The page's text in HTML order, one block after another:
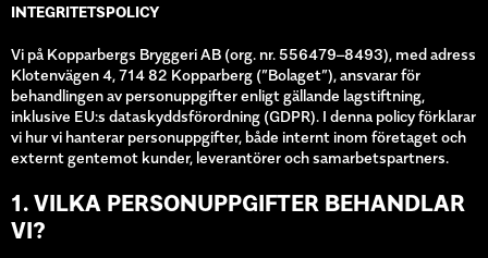
INTEGRITETSPOLICY
Vi på Kopparbergs Bryggeri AB (org. nr. 556479–8493), med adress
Klotenvägen 4, 714 82 Kopparberg (”Bolaget”), ansvarar för
behandlingen av personuppgifter enligt gällande lagstiftning,
inklusive EU:s dataskyddsförordning (GDPR). I denna policy förklarar
vi hur vi hanterar personuppgifter, både internt inom företaget och
externt gentemot kunder, leverantörer och samarbetspartners.
1. VILKA PERSONUPPGIFTER BEHANDLAR
VI?